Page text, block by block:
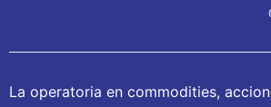
La operatoria en commodities,